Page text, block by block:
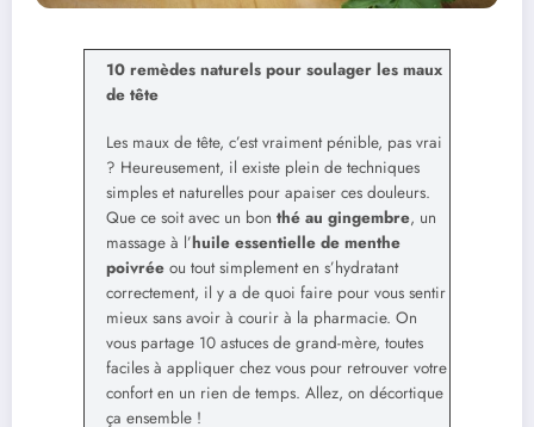
10 remèdes naturels pour soulager les maux
de tête
Les maux de tête, c’est vraiment pénible, pas vrai
? Heureusement, il existe plein de techniques
simples et naturelles pour apaiser ces douleurs.
Que ce soit avec un bon thé au gingembre, un
massage à l’huile essentielle de menthe
poivrée ou tout simplement en s’hydratant
correctement, il y a de quoi faire pour vous sentir
mieux sans avoir à courir à la pharmacie. On
vous partage 10 astuces de grand-mère, toutes
faciles à appliquer chez vous pour retrouver votre
confort en un rien de temps. Allez, on décortique
ça ensemble !